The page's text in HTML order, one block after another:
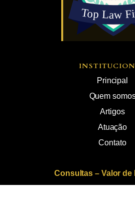
Principal
Quem
Artigos
Atuação
Contato
Consultas – Valor de